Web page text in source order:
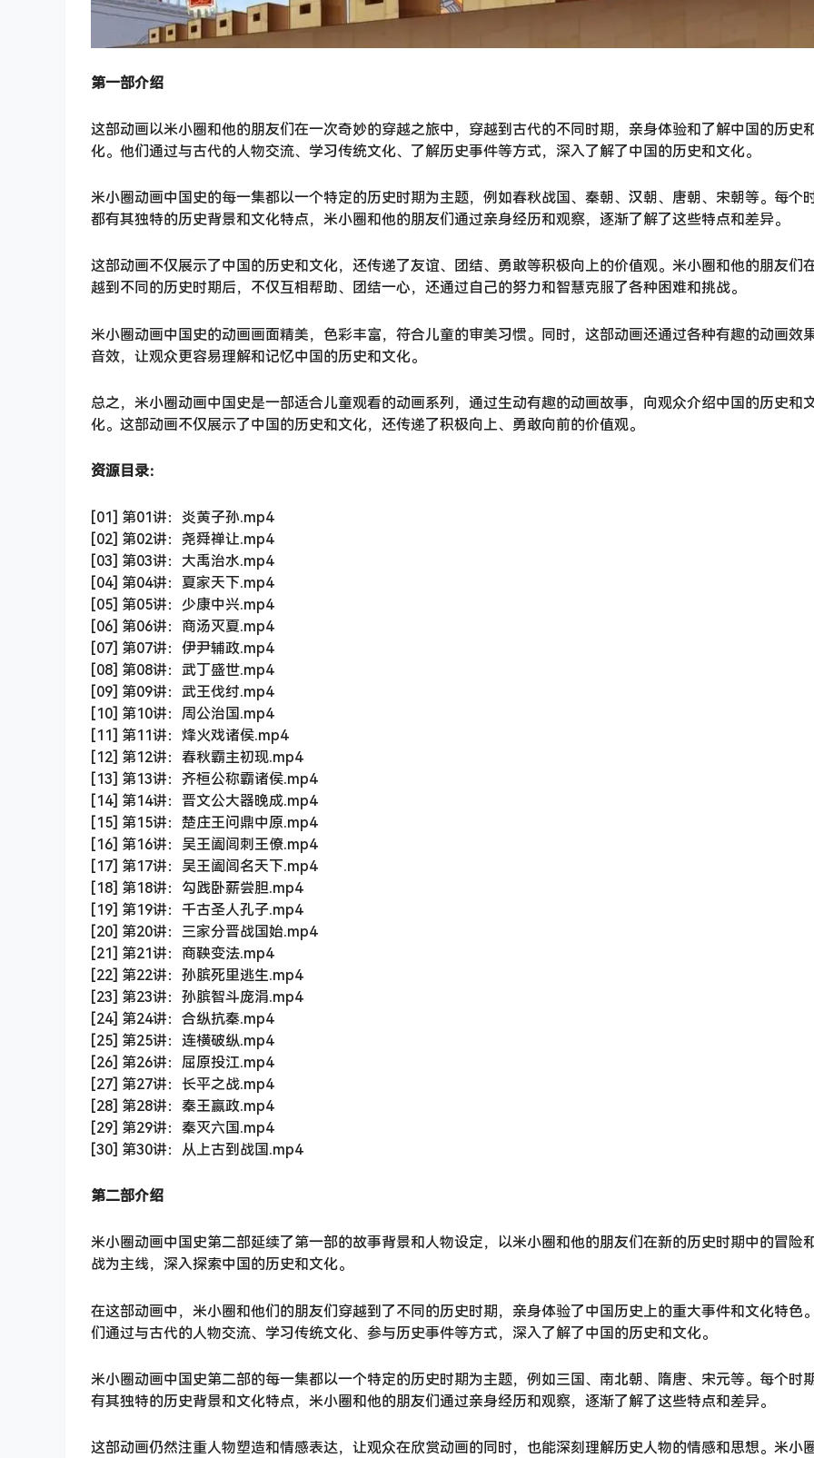
第一部介绍
这部动画以米小圈和他的朋友们在一次奇妙的穿越之旅中，穿越到古代的不同时期，亲身体验和了解中国的历史
化。他们通过与古代的人物交流、学习传统文化、了解历史事件等方式，深入了解了中国的历史和文化。
米小圈动画中国史的每一集都以一个特定的历史时期为主题，例如春秋战国、秦朝、汉朝、唐朝、宋朝等。每个
都有其独特的历史背景和文化特点，米小圈和他的朋友们通过亲身经历和观察，逐渐了解了这些特点和差异。
这部动画不仅展示了中国的历史和文化，还传递了友谊、团结、勇敢等积极向上的价值观。米小圈和他的朋友们
越到不同的历史时期后，不仅互相帮助、团结一心，还通过自己的努力和智慧克服了各种困难和挑战。
米小圈动画中国史的动画画面精美，色彩丰富，符合儿童的审美习惯。同时，这部动画还通过各种有趣的动画效
音效，让观众更容易理解和记忆中国的历史和文化。
总之，米小圈动画中国史是一部适合儿童观看的动画系列，通过生动有趣的动画故事，向观众介绍中国的历史和
化。这部动画不仅展示了中国的历史和文化，还传递了积极向上、勇敢向前的价值观。
资源目录：
[01] 第01讲：炎黄子孙.mp4
[02] 第02讲：尧舜禅让.mp4
[03] 第03讲：大禹治水.mp4
[04] 第04讲：夏家天下.mp4
[05] 第05讲：少康中兴.mp4
[06] 第06讲：商汤灭夏.mp4
[07] 第07讲：伊尹辅政.mp4
[08] 第08讲：武丁盛世.mp4
[09] 第09讲：武王伐纣.mp4
[10] 第10讲：周公治国.mp4
[11] 第11讲：烽火戏诸侯.mp4
[12] 第12讲：春秋霸主初现.mp4
[13] 第13讲：齐桓公称霸诸侯.mp4
[14] 第14讲：晋文公大器晚成.mp4
[15] 第15讲：楚庄王问鼎中原.mp4
[16] 第16讲：吴王阖闾刺王僚.mp4
[17] 第17讲：吴王阖闾名天下.mp4
[18] 第18讲：勾践卧薪尝胆.mp4
[19] 第19讲：千古圣人孔子.mp4
[20] 第20讲：三家分晋战国始.mp4
[21] 第21讲：商鞅变法.mp4
[22] 第22讲：孙膑死里逃生.mp4
[23] 第23讲：孙膑智斗庞涓.mp4
[24] 第24讲：合纵抗秦.mp4
[25] 第25讲：连横破纵.mp4
[26] 第26讲：屈原投江.mp4
[27] 第27讲：长平之战.mp4
[28] 第28讲：秦王嬴政.mp4
[29] 第29讲：秦灭六国.mp4
[30] 第30讲：从上古到战国.mp4
第二部介绍
米小圈动画中国史第二部延续了第一部的故事背景和人物设定，以米小圈和他的朋友们在新的历史时期中的冒险
战为主线，深入探索中国的历史和文化。
在这部动画中，米小圈和他们的朋友们穿越到了不同的历史时期，亲身体验了中国历史上的重大事件和文化特色
们通过与古代的人物交流、学习传统文化、参与历史事件等方式，深入了解了中国的历史和文化。
米小圈动画中国史第二部的每一集都以一个特定的历史时期为主题，例如三国、南北朝、隋唐、宋元等。每个时
有其独特的历史背景和文化特点，米小圈和他的朋友们通过亲身经历和观察，逐渐了解了这些特点和差异。
这部动画仍然注重人物塑造和情感表达，让观众在欣赏动画的同时，也能深刻理解历史人物的情感和思想。米小